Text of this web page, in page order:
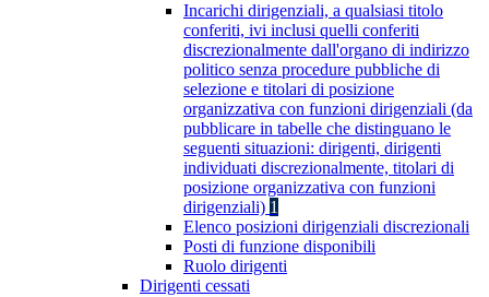
Incarichi dirigenziali, a qualsiasi titolo
conferiti, ivi inclusi quelli conferiti
discrezionalmente dall'organo di indirizzo
politico senza procedure pubbliche di
selezione e titolari di posizione
organizzativa con funzioni dirigenziali (da
pubblicare in tabelle che distinguano le
seguenti situazioni: dirigenti, dirigenti
individuati discrezionalmente, titolari di
posizione organizzativa con funzioni
dirigenziali) 1
Elenco posizioni dirigenziali discrezionali
Posti di funzione disponibili
Ruolo dirigenti
Dirigenti cessati